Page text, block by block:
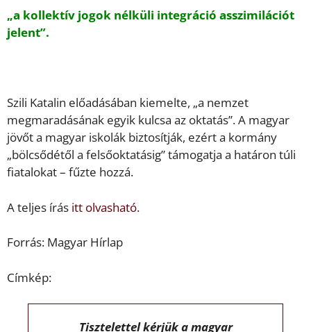
„a kollektív jogok nélküli integráció asszimilációt
jelent”.
Szili Katalin előadásában kiemelte, „a nemzet
megmaradásának egyik kulcsa az oktatás”. A magyar
jövőt a magyar iskolák biztosítják, ezért a kormány
„bölcsődétől a felsőoktatásig” támogatja a határon túli
fiatalokat – fűzte hozzá.
A teljes írás itt olvasható.
Forrás: Magyar Hírlap
Címkép:
Tisztelettel kérjük a magyar